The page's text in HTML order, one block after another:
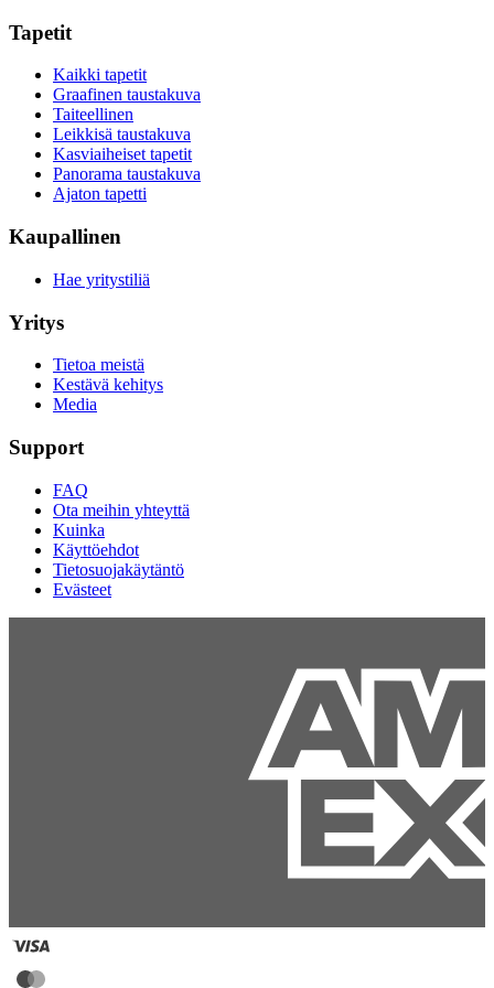
Tapetit
Kaikki tapetit
Graafinen taustakuva
Taiteellinen
Leikkisä taustakuva
Kasviaiheiset tapetit
Panorama taustakuva
Ajaton tapetti
Kaupallinen
Hae yritystiliä
Yritys
Tietoa meistä
Kestävä kehitys
Media
Support
FAQ
Ota meihin yhteyttä
Kuinka
Käyttöehdot
Tietosuojakäytäntö
Evästeet